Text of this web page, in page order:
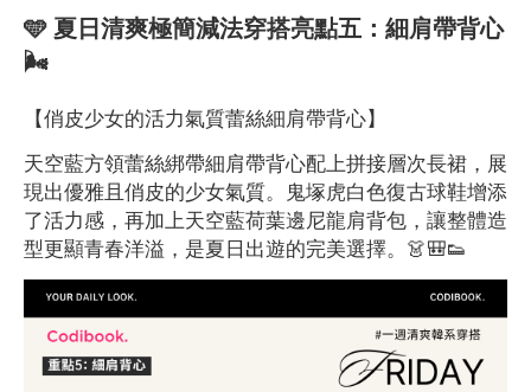
🩵 夏日清爽極簡減法穿搭亮點五：細肩帶背心
🌬️
【俏皮少女的活力氣質蕾絲細肩帶背心】
天空藍方領蕾絲綁帶細肩帶背心配上拼接層次長裙，展
現出優雅且俏皮的少女氣質。鬼塚虎白色復古球鞋增添
了活力感，再加上天空藍荷葉邊尼龍肩背包，讓整體造
型更顯青春洋溢，是夏日出遊的完美選擇。👗🎒👟